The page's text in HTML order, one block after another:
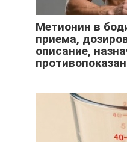
Метионин в
приема,
описание,